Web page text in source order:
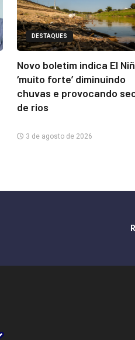
DESTAQUES
Novo boletim indica El
‘muito forte’ diminuindo
chuvas e provocando
de rios
3 de agosto de 2026